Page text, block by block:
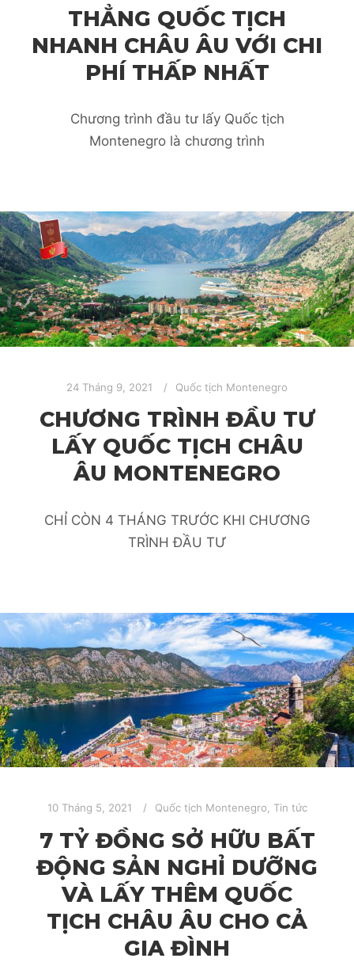
THẲNG QUỐC TỊCH
NHANH CHÂU ÂU VỚI CHI
PHÍ THẤP NHẤT
Chương trình đầu tư lấy Quốc tịch
Montenegro là chương trình
24 Tháng 9, 2021 Quốc tịch Montenegro
CHƯƠNG TRÌNH ĐẦU TƯ
LẤY QUỐC TỊCH CHÂU
ÂU MONTENEGRO
CHỈ CÒN 4 THÁNG TRƯỚC KHI CHƯƠNG
TRÌNH ĐẦU TƯ
10 Tháng 5, 2021 Quốc tịch Montenegro, Tin tức
7 TỶ ĐỒNG SỞ HỮU BẤT
ĐỘNG SẢN NGHỈ DƯỠNG
VÀ LẤY THÊM QUỐC
TỊCH CHÂU ÂU CHO CẢ
GIA ĐÌNH